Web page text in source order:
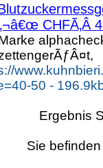
CHFÃ‚Â
50 -
Ergebnis
Sie